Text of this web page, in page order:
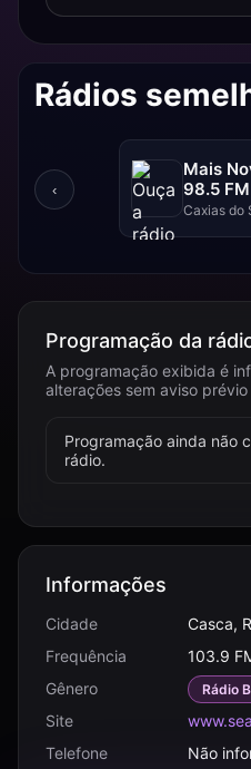
Rádios
‹
Mais
98.5 FM
Caxias do
Programação da
A programação exibida é
alterações sem aviso
Programação ainda não
rádio.
Informações
Cidade
Casca,
Frequência
103.9
Gênero
Rádio
Site
Telefone
Não